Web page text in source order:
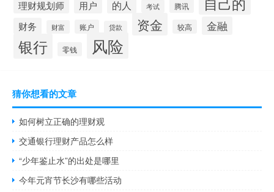
理财规划师 用户 的人 考试 腾讯
财务 财富 账户 贷款 资金 较高 金融
银行 零钱 风险
猜你想看的文章
如何树立正确的理财观
交通银行理财产品怎么样
“少年鉴止水”的出处是哪里
今年元宵节长沙有哪些活动